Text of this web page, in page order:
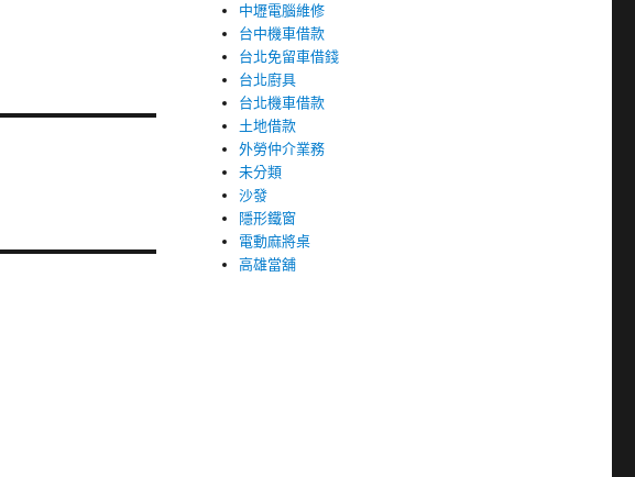
中壢電腦維修
台中機車借款
台北免留車借錢
台北廚具
台北機車借款
土地借款
外勞仲介業務
未分類
沙發
隱形鐵窗
電動麻將桌
高雄當舖